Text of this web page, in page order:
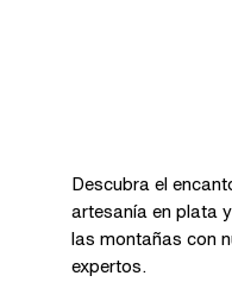
Descubra el
artesanía en plata
las montañas con
expertos.